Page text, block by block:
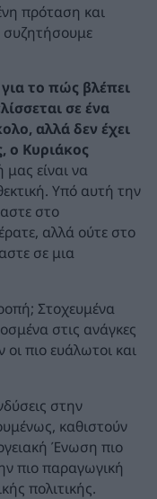
πρόταση και
συζητήσουμε
το πώς βλέπει
σε ένα
αλλά δεν έχει
ο Κυριάκος
είναι να
Υπό αυτή την
στο
αλλά ούτε στο
σε μια
Στοχευμένα
στις ανάγκες
πιο ευάλωτοι και
στην
καθιστούν
Ένωση πιο
πιο παραγωγική
πολιτικής.